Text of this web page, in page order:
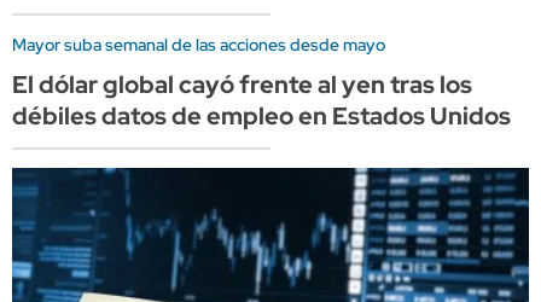
Mayor suba semanal de las acciones desde mayo
El dólar global cayó frente al yen tras los
débiles datos de empleo en Estados Unidos